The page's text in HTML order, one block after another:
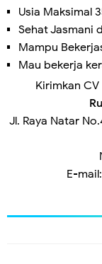
Usia Maksimal
Sehat Jasmani
Mampu
Mau bekerja
Kirimkan
Jl. Raya Natar
E-mail: